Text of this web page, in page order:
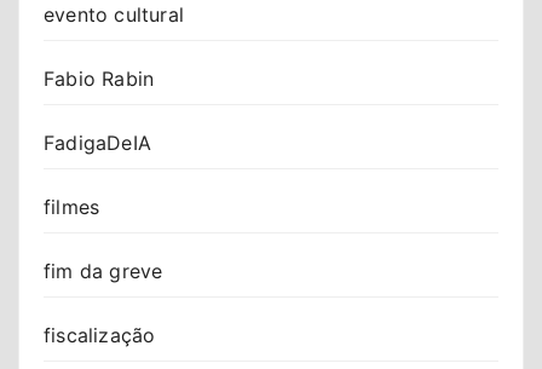
evento cultural
Fabio Rabin
FadigaDeIA
filmes
fim da greve
fiscalização